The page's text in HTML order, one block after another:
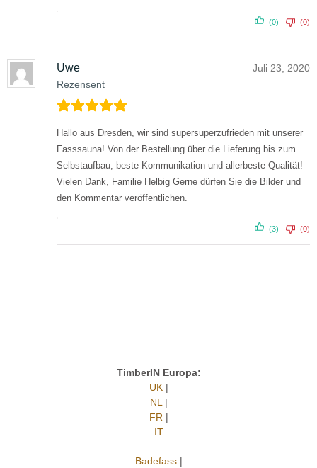
(0) (0)
Uwe
Rezensent
Juli 23, 2020
Hallo aus Dresden, wir sind supersuperzufrieden mit unserer
Fasssauna! Von der Bestellung über die Lieferung bis zum
Selbstaufbau, beste Kommunikation und allerbeste Qualität!
Vielen Dank, Familie Helbig Gerne dürfen Sie die Bilder und
den Kommentar veröffentlichen.
(3) (0)
TimberIN Europa:
UK|
NL|
FR|
IT
Badefass|